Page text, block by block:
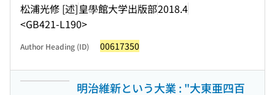
松浦光修 [述]皇學館大学出版部2018.4
<GB421-L190>
Author Heading (ID) 00617350
明治維新という大業 : "大東亜四百